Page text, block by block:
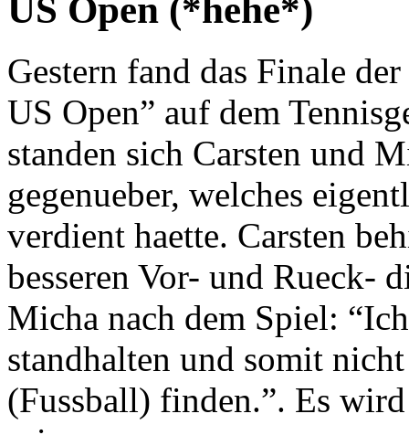
US Open (*hehe*)
Gestern fand das Finale
US Open” auf dem
standen sich Carsten und
gegenueber, welches
verdient haette. Carsten
besseren Vor- und Rueck-
Micha nach dem Spiel:
standhalten und somit
(Fussball) finden.”. Es